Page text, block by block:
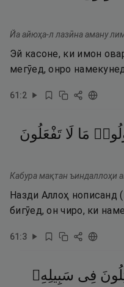
Йа айюҳа-л лазӣна аману
Эй касоне, ки имон
мегӯед, онро
61:2
مَا لَا تَفْعَلُونَ
Кабура мақтан ъиндаллоҳи
Назди Аллоҳ нописанд
бигӯед, он чиро, ки
61:3
فِى سَبِيلِهِۦ